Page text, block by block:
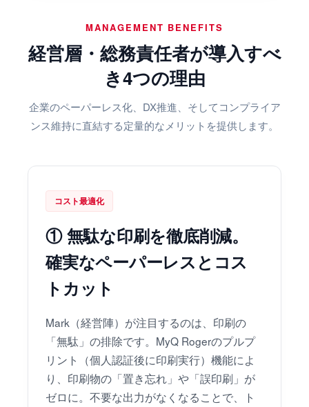
MANAGEMENT BENEFITS
経営層・総務責任者が導入すべ
き4つの理由
企業のペーパーレス化、DX推進、そしてコンプライア
ンス維持に直結する定量的なメリットを提供します。
コスト最適化
① 無駄な印刷を徹底削減。
確実なペーパーレスとコス
トカット
Mark（経営陣）が注目するのは、印刷の
「無駄」の排除です。MyQ Rogerのプルプ
リント（個人認証後に印刷実行）機能によ
り、印刷物の「置き忘れ」や「誤印刷」が
ゼロに。不要な出力がなくなることで、ト